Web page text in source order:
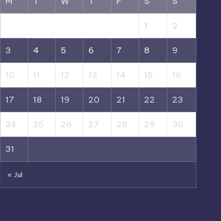
1 2
3 4 5 6 7 8 9
10 11 12 13 14 15 16
17 18 19 20 21 22 23
24 25 26 27 28 29 30
31
« Jul